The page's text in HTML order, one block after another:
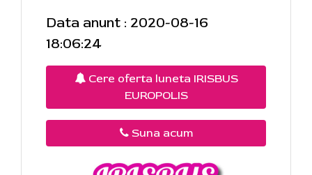
Data anunt : 2020-08-16
18:06:24
Cere oferta luneta IRISBUS
EUROPOLIS
Suna acum